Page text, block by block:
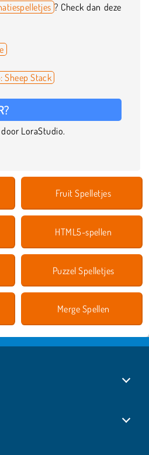
? Check dan deze
Sheep Stack
LoraStudio.
Fruit Spelletjes
HTML5-spellen
Puzzel Spelletjes
Merge Spellen